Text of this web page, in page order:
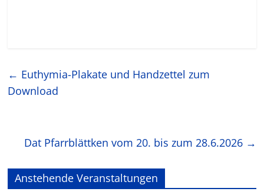
← Euthymia-Plakate und Handzettel zum
Download
Dat Pfarrblättken vom 20. bis zum 28.6.2026 →
Anstehende Veranstaltungen